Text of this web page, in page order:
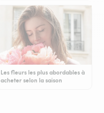
Les fleurs les plus abordables à
acheter selon la saison